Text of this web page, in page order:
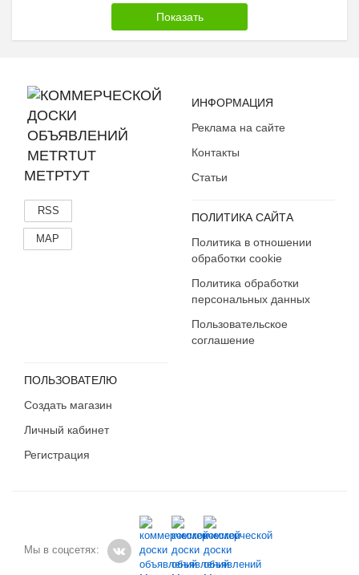
МЕТРТУТ
RSS
MAP
ИНФОРМАЦИЯ
Реклама на сайте
Контакты
Статьи
ПОЛИТИКА САЙТА
Политика в отношении
обработки cookie
Политика обработки
персональных данных
Пользовательское
соглашение
ПОЛЬЗОВАТЕЛЮ
Создать магазин
Личный кабинет
Регистрация
Мы в соцсетях: